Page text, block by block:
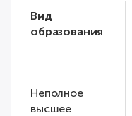
Вид
образования
Неполное
высшее